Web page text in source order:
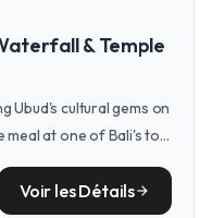
& Temple
Ubud's cultural gems on
at one of Bali's top
Voir les Détailsarrow_forward